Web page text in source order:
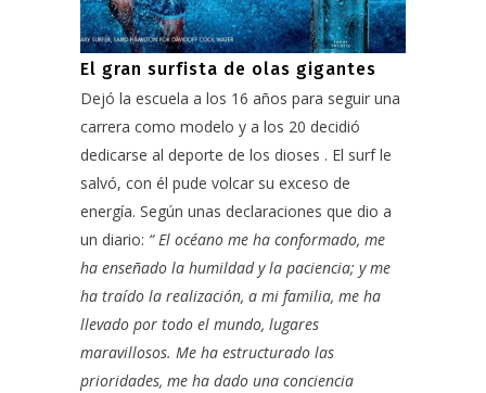
El gran surfista de olas gigantes
Dejó la escuela a los 16 años para seguir una
carrera como modelo y a los 20 decidió
dedicarse al deporte de los dioses . El surf le
salvó, con él pude volcar su exceso de
energía. Según unas declaraciones que dio a
un diario: “ El océano me ha conformado, me
ha enseñado la humildad y la paciencia; y me
ha traído la realización, a mi familia, me ha
llevado por todo el mundo, lugares
maravillosos. Me ha estructurado las
prioridades, me ha dado una conciencia